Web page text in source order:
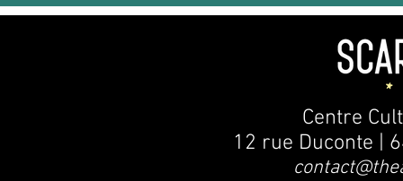
Centre
12 rue Duconte |